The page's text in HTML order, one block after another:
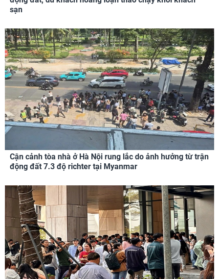
sạn
Cận cảnh tòa nhà ở Hà Nội rung lắc do ảnh hưởng từ trận
động đất 7.3 độ richter tại Myanmar